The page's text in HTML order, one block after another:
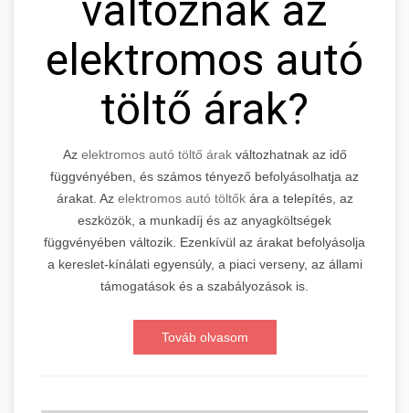
elektromos autó
töltő árak?
Az elektromos autó töltő árakváltozhatnak az idő
függvényében, és számos tényező befolyásolhatja az
árakat. Az elektromos autó töltőkára a telepítés, az
eszközök, a munkadíj és az anyagköltségek
függvényében változik. Ezenkívül az árakat befolyásolja
a kereslet-kínálati egyensúly, a piaci verseny, az állami
támogatások és a szabályozások is.
Továb olvasom